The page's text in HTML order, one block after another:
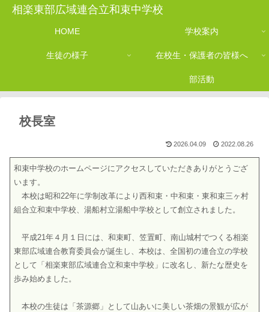
相楽東部広域連合立和束中学校
HOME 学校案内
生徒の様子 在校生・保護者の皆様へ
部活動
校長室
2026.04.09 2022.08.26
和束中学校のホームページにアクセスしていただきありがとうござ
います。
本校は昭和22年に学制改革により西和束・中和束・東和束三ヶ村
組合立和束中学校、湯船村立湯船中学校として創立されました。
平成21年４月１日には、和束町、笠置町、南山城村でつくる相楽
東部広域連合教育委員会が誕生し、本校は、全国初の連合立の学校
として「相楽東部広域連合立和束中学校」に改名し、新たな歴史を
歩み始めました。
本校の生徒は「茶源郷」として山あいに美しい茶畑の景観が広が